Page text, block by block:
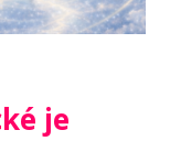
je